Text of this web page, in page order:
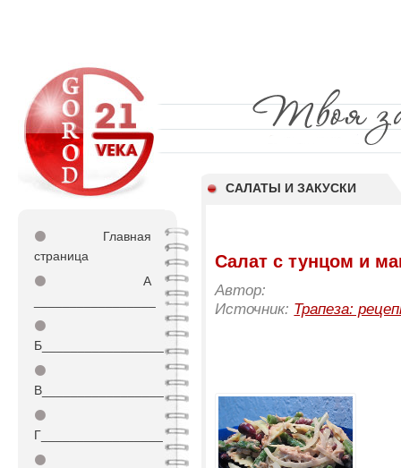
САЛАТЫ И ЗАКУСКИ
⚫
Главная
страница
⚫
А
⚫
Б_________________
⚫
В_________________
⚫
Г_________________
⚫
Салат с тунцом и
Автор:
Источник: Трапеза: